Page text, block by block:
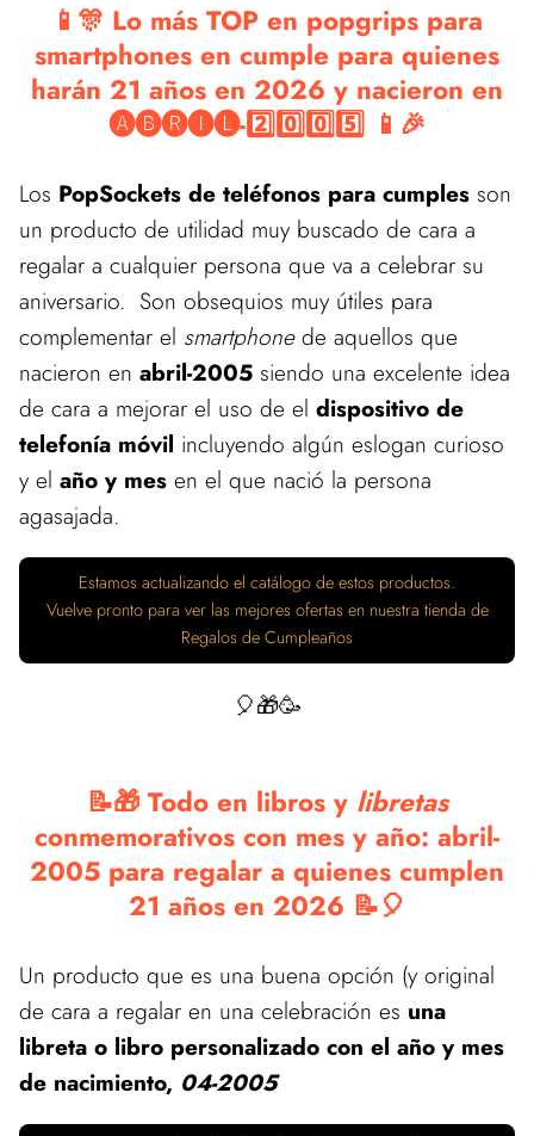
📱🎊 Lo más TOP en popgrips para
smartphones en cumple para quienes
harán 21 años en 2026 y nacieron en
🅐🅑🅡🅘🅛-2️⃣0️⃣0️⃣5️⃣ 📱🎉
Los PopSockets de teléfonos para cumples son
un producto de utilidad muy buscado de cara a
regalar a cualquier persona que va a celebrar su
aniversario. Son obsequios muy útiles para
complementar el smartphonede aquellos que
nacieron en abril-2005 siendo una excelente idea
de cara a mejorar el uso de el dispositivo de
telefonía móvil incluyendo algún eslogan curioso
y el año y mes en el que nació la persona
agasajada.
Estamos actualizando el catálogo de estos productos.
Vuelve pronto para ver las mejores ofertas en nuestra tienda de
Regalos de Cumpleaños
🎈🎁🥳
📝🎁 Todo en libros y libretas
conmemorativos con mes y año: abril-
2005 para regalar a quienes cumplen
21 años en 2026 📝🎈
Un producto que es una buena opción (y original
de cara a regalar en una celebración es una
libreta o libro personalizado con el año y mes
de nacimiento, 04-2005